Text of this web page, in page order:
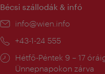
Bécsi szállodák & infó
E-
info@wien.info
Telefon:
+43-1-24 555
Nyitva
tartás:
Hétfő-Péntek 9 – 17
Ünnepnapokon zárva